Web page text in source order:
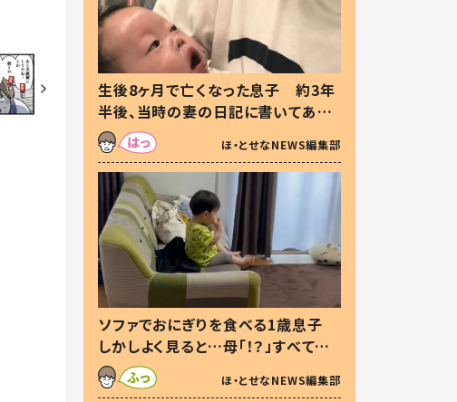
生後8ヶ月で亡くなった息子 約3年
半後、当時の妻の日記に書いてあっ
た本音とは
ほ・とせなNEWS編集部
ソファでおにぎりを食べる1歳息子
しかしよく見ると…母「！？」すべてを
察した母の投稿に「可愛いから許
す！」「現行犯〜」
ほ・とせなNEWS編集部